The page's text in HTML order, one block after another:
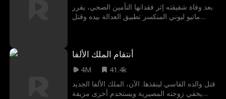
بعد وفاة شقيقته إثر فقدانها التأمين الصحي، يقرر
ماتيو ليوني المنكسر تطبيق العدالة بيده وقتل
الشرطة بخطوة ويترك أدلة توصل رسالته، ليغدو
بطلاً في عيون من ظن الرؤساء الأشرار أن
بوسعهم إسكاتهم.
أنتقام الملك الألفا
4M
41.4k
قتل والده القاسي لينقذها. الآن، الملك الألفا الجديد
يخفي زوجته المصيرية ويستخدم أخرى مزيفة